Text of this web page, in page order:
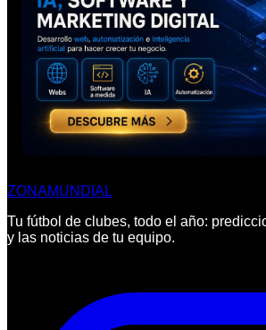
ZONAMUNDIAL
Tu fútbol de clubes, todo el año:
y las noticias de tu equipo.